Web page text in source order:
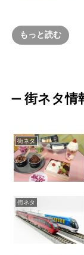
もっと読む
ー 街ネタ情
街ネタ
街ネタ